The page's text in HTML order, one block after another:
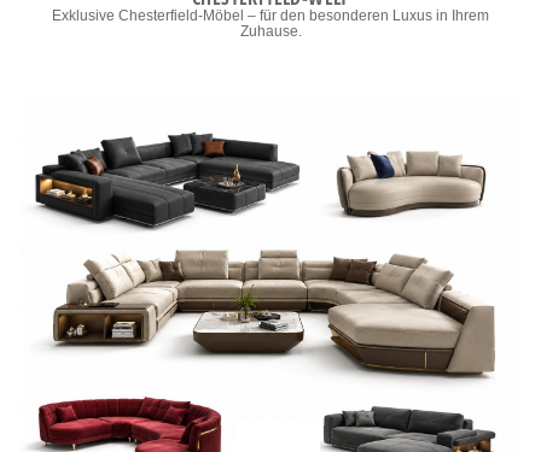
Exklusive Chesterfield-Möbel – für den besonderen Luxus in Ihrem
Zuhause.